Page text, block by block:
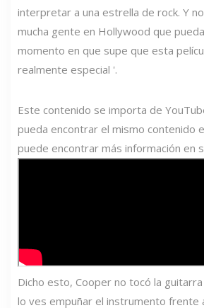
interpretar a una estrella de rock. Y
mucha gente en Hollywood que
momento en que supe que esta
realmente especial '.
Este contenido se importa de
pueda encontrar el mismo contenido
puede encontrar más información en
Dicho esto, Cooper no tocó la guitarra
lo ves empuñar el instrumento frente